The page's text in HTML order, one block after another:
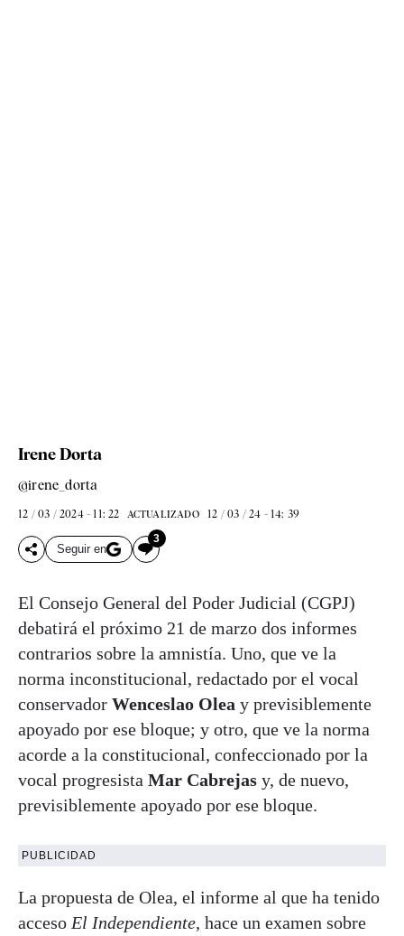
Irene Dorta
@irene_dorta
12 / 03 / 2024 - 11: 22 ACTUALIZADO 12 / 03 / 24 - 14: 39
Seguir en
3
El Consejo General del Poder Judicial (CGPJ)
debatirá el próximo 21 de marzo dos informes
contrarios sobre la amnistía. Uno, que ve la
norma inconstitucional, redactado por el vocal
conservador Wenceslao Olea y previsiblemente
apoyado por ese bloque; y otro, que ve la norma
acorde a la constitucional, confeccionado por la
vocal progresista Mar Cabrejas y, de nuevo,
previsiblemente apoyado por ese bloque.
PUBLICIDAD
La propuesta de Olea, el informe al que ha tenido
acceso El Independiente, hace un examen sobre